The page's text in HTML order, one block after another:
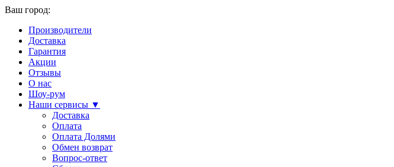
Ваш город:
Производители
Доставка
Гарантия
Акции
Отзывы
О нас
Шоу-рум
Наши сервисы ▼
Доставка
Оплата
Оплата Долями
Обмен возврат
Вопрос-ответ